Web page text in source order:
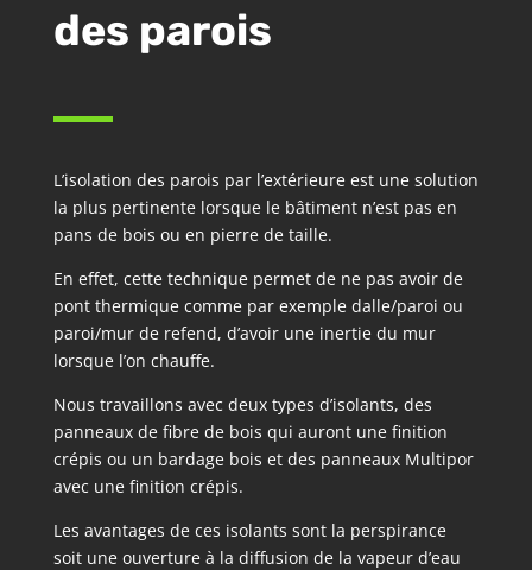
des parois
L’isolation des parois par l’extérieure est une solution
la plus pertinente lorsque le bâtiment n’est pas en
pans de bois ou en pierre de taille.
En effet, cette technique permet de ne pas avoir de
pont thermique comme par exemple dalle/paroi ou
paroi/mur de refend, d’avoir une inertie du mur
lorsque l’on chauffe.
Nous travaillons avec deux types d’isolants, des
panneaux de fibre de bois qui auront une finition
crépis ou un bardage bois et des panneaux Multipor
avec une finition crépis.
Les avantages de ces isolants sont la perspirance
soit une ouverture à la diffusion de la vapeur d’eau